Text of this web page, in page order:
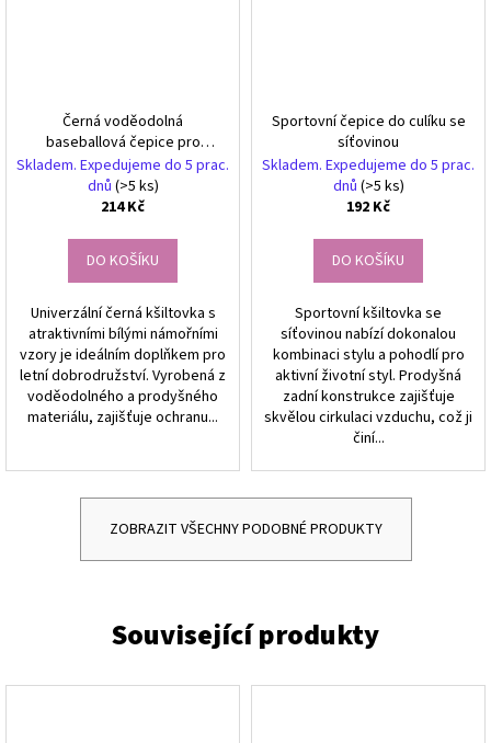
Černá voděodolná
baseballová čepice pro
každodenní nošení
Skladem. Expedujeme do 5 prac.
dnů (>5 ks)
214 Kč
DO KOŠÍKU
Univerzální černá kšiltovka s
atraktivními bílými námořními
vzory je ideálním doplňkem pro
letní dobrodružství. Vyrobená z
voděodolného a prodyšného
materiálu, zajišťuje ochranu...
Sportovní čepice do culíku se
síťovinou
Skladem. Expedujeme do 5 prac.
dnů (>5 ks)
192 Kč
DO KOŠÍKU
Sportovní kšiltovka se
síťovinou nabízí dokonalou
kombinaci stylu a pohodlí pro
aktivní životní styl. Prodyšná
zadní konstrukce zajišťuje
skvělou cirkulaci vzduchu, což ji
činí...
ZOBRAZIT VŠECHNY PODOBNÉ PRODUKTY